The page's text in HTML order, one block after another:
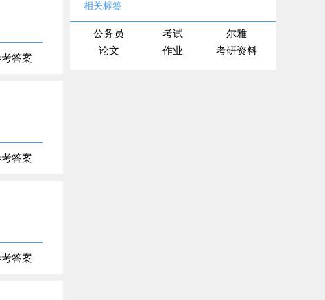
答案
答案
答案
相关标签
公务员 考试
尔雅
论文
作业 考研资料